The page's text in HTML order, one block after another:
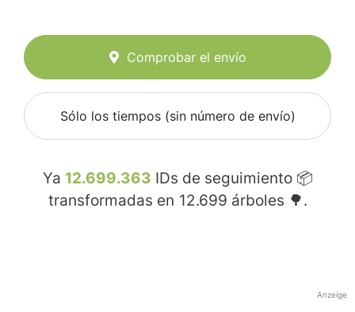
Comprobar el envío
Sólo los tiempos (sin número de envío)
Ya 12.699.363 IDs de seguimiento 📦
transformadas en 12.699 árboles 🌳.
Anzeige